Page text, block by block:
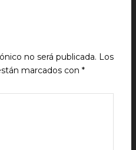
no será publicada. Los
marcados con*